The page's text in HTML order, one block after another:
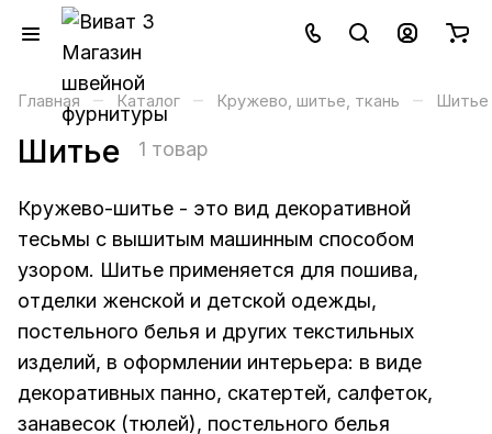
Главная – Каталог – Кружево, шитье, ткань – Шитье
Шитье 1 товар
Кружево-шитье - это вид декоративной
тесьмы с вышитым машинным способом
узором. Шитье применяется для пошива,
отделки женской и детской одежды,
постельного белья и других текстильных
изделий, в оформлении интерьера: в виде
декоративных панно, скатертей, салфеток,
занавесок (тюлей), постельного белья